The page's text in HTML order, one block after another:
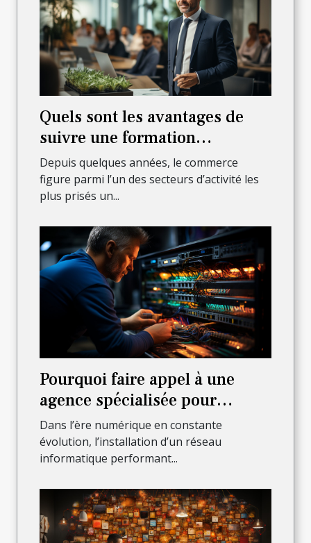
Quels sont les avantages de
suivre une formation
commerciale ?
Depuis quelques années, le commerce
figure parmi l’un des secteurs d’activité les
plus prisés un...
Pourquoi faire appel à une
agence spécialisée pour
l’installation complète de votre
réseau informatique ?
Dans l’ère numérique en constante
évolution, l’installation d’un réseau
informatique performant...